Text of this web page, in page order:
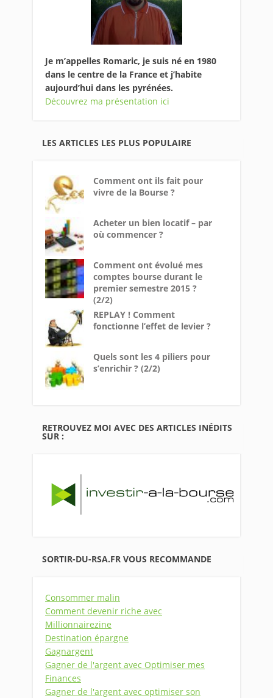
Je m’appelles Romaric, je suis né en 1980
dans le centre de la France et j’habite
aujourd’hui dans les pyrénées.
Découvrez ma présentation ici
LES ARTICLES LES PLUS POPULAIRE
Comment ont ils fait pour
vivre de la Bourse ?
Acheter un bien locatif – par
où commencer ?
Comment ont évolué mes
comptes bourse durant le
premier semestre 2015 ?
(2/2)
REPLAY ! Comment
fonctionne l’effet de levier ?
Quels sont les 4 piliers pour
s’enrichir ? (2/2)
RETROUVEZ MOI AVEC DES ARTICLES INÉDITS
SUR :
SORTIR-DU-RSA.FR VOUS RECOMMANDE
Consommer malin
Comment devenir riche avec
Millionnairezine
Destination épargne
Gagnargent
Gagner de l'argent avec Optimiser mes
Finances
Gagner de l'argent avec optimiser son